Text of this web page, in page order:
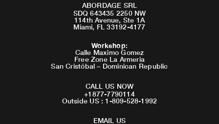
ABORDAGE SRL
SDQ 643435 2250 NW
114th Avenue, Ste 1A
Miami, FL 33192-4177
Workshop:
Calle Maximo Gomez
Free Zone La Armeria
San Cristóbal – Dominican Republic
CALL US NOW
+1877-7790114
Outside US : 1-809-528-1992
EMAIL US